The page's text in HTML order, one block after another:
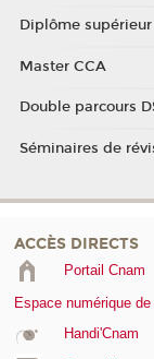
Diplôme
Master CCA
Double parcours
Séminaires de
ACCÈS DIRECTS
Portail Cnam
Espace numérique
Handi'Cnam